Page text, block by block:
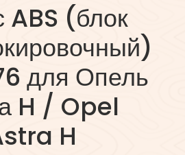
ABS (блок
для Опель
H / Opel
H